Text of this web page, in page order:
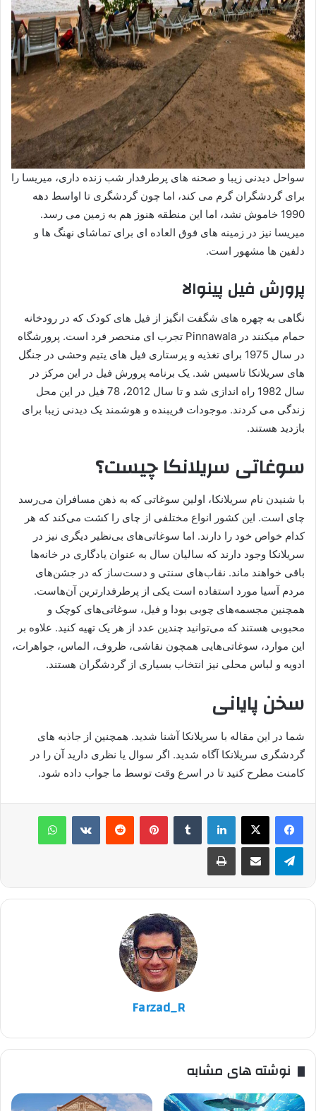
سواحل دیدنی زیبا و صحنه های پرطرفدار شب زنده داری، میریسا را
برای گردشگران گرم می کند، اما چون گردشگری تا اواسط دهه
1990 خاموش نشد، اما این منطقه هنوز هم به زمین می رسد.
میریسا نیز در زمینه های فوق العاده ای برای تماشای نهنگ ها و
دلفین ها مشهور است.
پرورش فیل پینوالا
نگاهی به چهره های شگفت انگیز از فیل های کودک که در رودخانه
حمام میکنند در Pinnawala تجرب ای منحصر فرد است. پرورشگاه
در سال 1975 برای تغذیه و پرستاری فیل های یتیم وحشی در جنگل
های سریلانکا تاسیس شد. یک برنامه پرورش فیل در این مرکز در
سال 1982 راه اندازی شد و تا سال 2012، 78 فیل در این محل
زندگی می کردند. موجودات فریبنده و هوشمند یک دیدنی زیبا برای
بازدید هستند.
سوغاتی سریلانکا چیست؟
با شنیدن نام سریلانکا، اولین سوغاتی که به ذهن مسافران می‌رسد
چای است. این کشور انواع مختلفی از چای را کشت می‌کند که هر
کدام خواص خود را دارند. اما سوغاتی‌های بی‌نظیر دیگری نیز در
سریلانکا وجود دارند که سالیان سال به عنوان یادگاری در خانه‌ها
باقی خواهند ماند. نقاب‌های سنتی و دست‌ساز که در جشن‌های
مردم آسیا مورد استفاده است یکی از پرطرفدارترین آن‌هاست.
همچنین مجسمه‌های چوبی بودا و فیل، سوغاتی‌های کوچک و
محبوبی هستند که می‌توانید چندین عدد از هر یک تهیه کنید. علاوه بر
این موارد، سوغاتی‌هایی همچون نقاشی، ظروف، الماس، جواهرات،
ادویه و لباس محلی نیز انتخاب بسیاری از گردشگران هستند.
سخن پایانی
شما در این مقاله با سریلانکا آشنا شدید. همچنین از جاذبه های
گردشگری سریلانکا آگاه شدید. اگر سوال یا نظری دارید آن را در
کامنت مطرح کنید تا در اسرع وقت توسط ما جواب داده شود.
لینکدین ‫تامبلر پینترست‫رددیت ‫VKontakte
واتس آپ
تلگرام اشتراک گذاری از طریق ایمیل چاپ
Farzad_R
نوشته های مشابه